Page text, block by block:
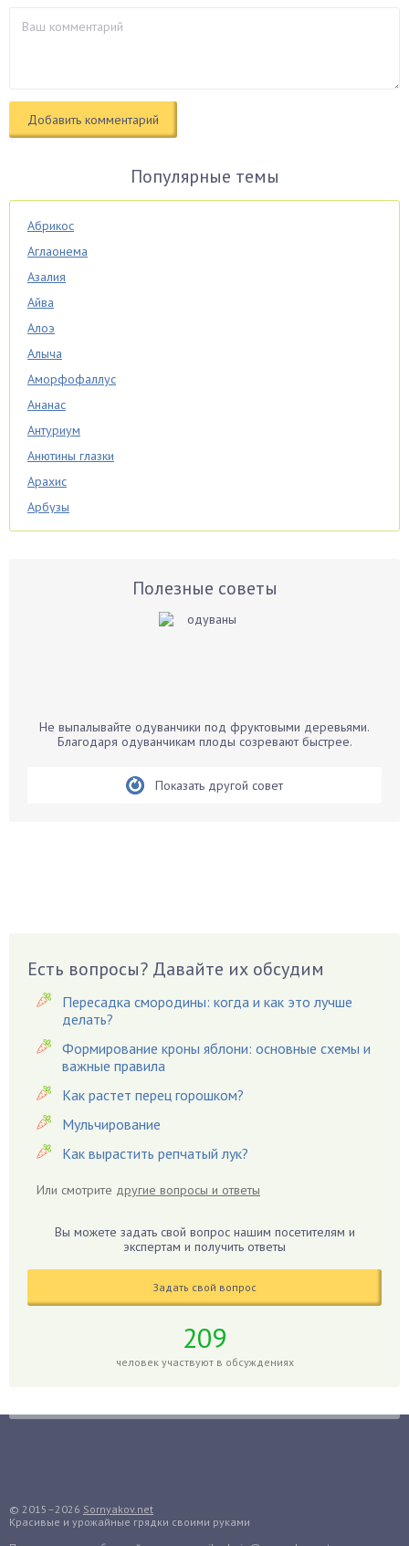
Популярные темы
Абрикос
Аглаонема
Азалия
Айва
Алоэ
Алыча
Аморфофаллус
Ананас
Антуриум
Анютины глазки
Арахис
Арбузы
Аспарагус
Бархатцы
Вазоны
Вешенки
Виноград
Вишня
Вредители
Гардения
Гацания
Гвоздики
Герань
Гиппеаструм
Гладиолусы
Груша
Груши
Полезные советы
Не выпалывайте одуванчики под фруктовыми деревьями.
Благодаря одуванчикам плоды созревают быстрее.
Показать другой совет
Есть вопросы? Давайте их обсудим
Пересадка смородины: когда и как это лучше
делать?
Формирование кроны яблони: основные схемы и
важные правила
Как растет перец горошком?
Мульчирование
Как вырастить репчатый лук?
Или смотрите другие вопросы и ответы
Вы можете задать свой вопрос нашим посетителям и
экспертам и получить ответы
Задать свой вопрос
209
человек участвуют в обсуждениях
© 2015–2026 Sornyakov.net
Красивые и урожайные грядки своими руками